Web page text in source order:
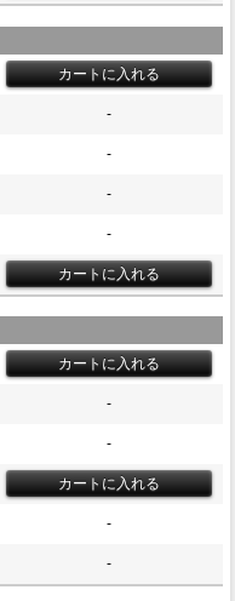
-
-
-
-
-
-
-
-